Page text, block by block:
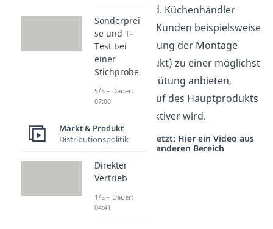
gefördert wird. Küchenhändler
können ihren Kunden beispielsweise
die Dienstleistung der Montage
(=Nebenprodukt) zu einer möglichst
geringen Vergütung anbieten,
sodass der Kauf des Hauptprodukts
„Küche“ attraktiver wird.
Studyflix vernetzt: Hier ein Video aus
einem anderen Bereich
Sonderprei
se und T-
Test bei
einer
Stichprobe
5/5 – Dauer:
07:06
Markt & Produkt
Distributionspolitik
Direkter
Vertrieb
1/8 – Dauer:
04:41